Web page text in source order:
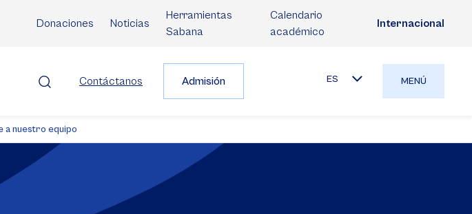
Donaciones Noticias
Herramientas
Sabana
Calendario
académico
Internacional
Contáctanos Admisión ES MENÚ
a nuestro equipo